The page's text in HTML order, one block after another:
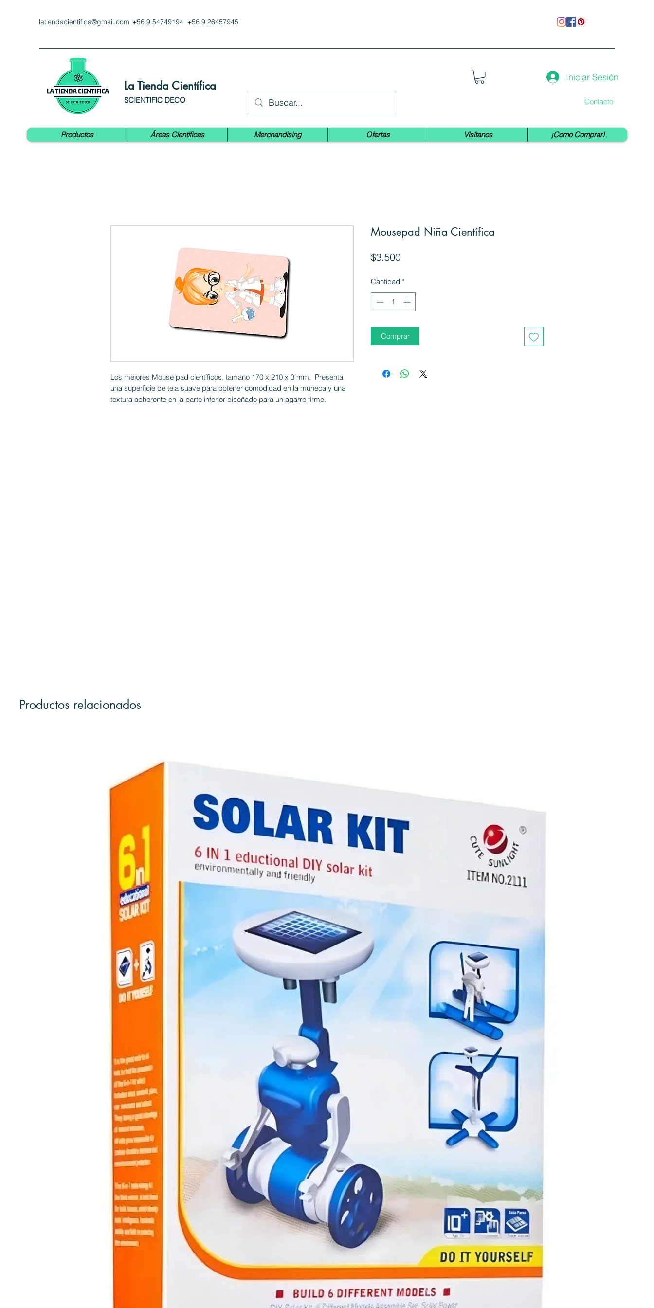
latiendacientifica@gmail.com +56 9 54749194 +56 9 26457945
La Tienda Científica
SCIENTIFIC DECO
Iniciar Sesión
Contacto
Productos Áreas Cientificas Merchandising Ofertas Visítanos ¡Como Comprar!
Productos relacionados
Los mejores Mouse pad científicos, tamaño 170 x 210 x 3 mm. Presenta
una superficie de tela suave para obtener comodidad en la muñeca y una
textura adherente en la parte inferior diseñado para un agarre firme.
Mousepad Niña Científica
$3.500Precio
Cantidad *
Comprar